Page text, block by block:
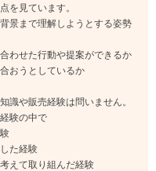
新人教育をはじめとする
連携など、様々な業務に
、より多くのスリープカ
ーとして複数店舗を統
けていきます。
を見ています。
景まで理解しようとする姿勢
わせた行動や提案ができるか
おうとしているか
識や販売経験は問いません。
験の中で
た経験
えて取り組んだ経験